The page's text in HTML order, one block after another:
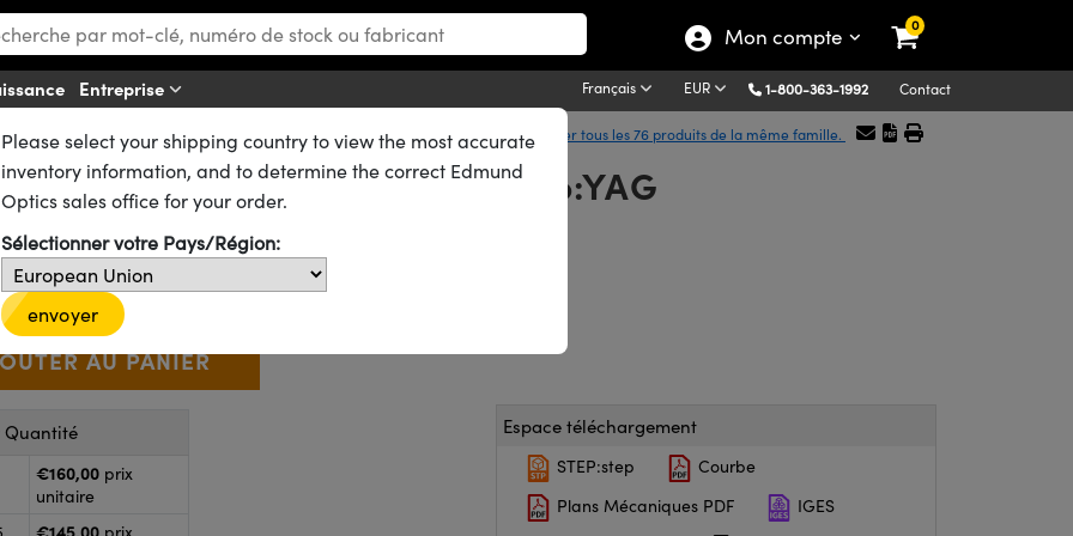
Mon compte 0
Entreprise Français EUR 1-800-363-1992 Contact
Miroirs Plans Miroirs Laser Plans Miroirs Raie Laser Yb:YAG Afficher tous les 76 produits de la même famille.
nm 0-45°, Miroir Raie Laser Yb:YAG
880 4 In Stock
Use the plus and minus buttons to adjust the quantity.
+ €160
Quantité
€160,00 prix
unitaire
€145,00
Espace téléchargement
STEP:step
Courbe
Plans Mécaniques PDF
IGES
Please select your shipping country to view the most accurate
inventory information, and to determine the correct Edmund
Optics sales office for your order.
Sélectionner votre Pays/Région:
envoyer